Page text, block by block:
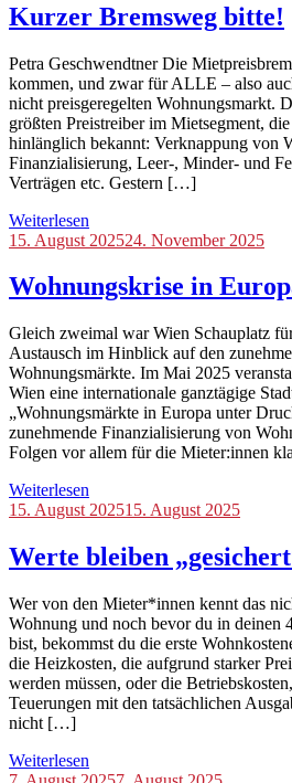
Kurzer Bremsweg bitte!
Petra Geschwendtner Die
kommen, und zwar für ALLE – also
nicht preisgeregelten Wohnungsmarkt.
größten Preistreiber im Mietsegment,
hinlänglich bekannt: Verknappung von
Finanzialisierung, Leer-, Minder- und
Verträgen etc. Gestern […]
Weiterlesen
Blog,
15. August 202524. November 2025
Wohnungskrise in
Gleich zweimal war Wien Schauplatz
Austausch im Hinblick auf den
Wohnungsmärkte. Im Mai 2025
Wien eine internationale ganztägige
„Wohnungsmärkte in Europa unter
zunehmende Finanzialisierung von
Folgen vor allem für die Mieter:innen
Weiterlesen
Blog
15. August 202515. August 2025
Werte bleiben
Wer von den Mieter*innen kennt das
Wohnung und noch bevor du in deinen
bist, bekommst du die erste
die Heizkosten, die aufgrund starker
werden müssen, oder die
Teuerungen mit den tatsächlichen
nicht […]
Weiterlesen